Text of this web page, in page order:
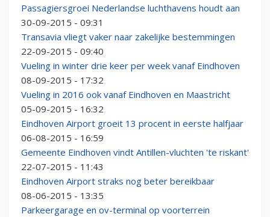
Passagiersgroei Nederlandse luchthavens houdt aan
30-09-2015 - 09:31
Transavia vliegt vaker naar zakelijke bestemmingen
22-09-2015 - 09:40
Vueling in winter drie keer per week vanaf Eindhoven
08-09-2015 - 17:32
Vueling in 2016 ook vanaf Eindhoven en Maastricht
05-09-2015 - 16:32
Eindhoven Airport groeit 13 procent in eerste halfjaar
06-08-2015 - 16:59
Gemeente Eindhoven vindt Antillen-vluchten 'te riskant'
22-07-2015 - 11:43
Eindhoven Airport straks nog beter bereikbaar
08-06-2015 - 13:35
Parkeergarage en ov-terminal op voorterrein